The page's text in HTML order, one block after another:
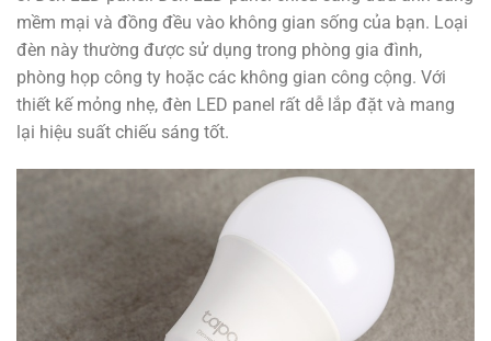
mềm mại và đồng đều vào không gian sống của bạn. Loại
đèn này thường được sử dụng trong phòng gia đình,
phòng họp công ty hoặc các không gian công cộng. Với
thiết kế mỏng nhẹ, đèn LED panel rất dễ lắp đặt và mang
lại hiệu suất chiếu sáng tốt.